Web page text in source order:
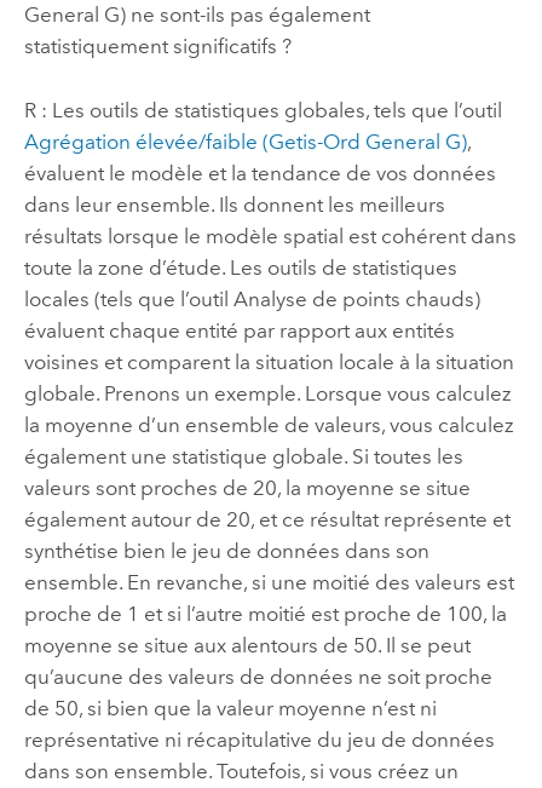
General G)ne sont-ils pas également
statistiquement significatifs ?
R : Les outils de statistiques globales, tels que l’outil
Agrégation élevée/faible (Getis-Ord General G),
évaluent le modèle et la tendance de vos données
dans leur ensemble. Ils donnent les meilleurs
résultats lorsque le modèle spatial est cohérent dans
toute la zone d’étude. Les outils de statistiques
locales (tels que l’outil Analyse de points chauds)
évaluent chaque entité par rapport aux entités
voisines et comparent la situation locale à la situation
globale. Prenons un exemple. Lorsque vous calculez
la moyenne d’un ensemble de valeurs, vous calculez
également une statistique globale. Si toutes les
valeurs sont proches de 20, la moyenne se situe
également autour de 20, et ce résultat représente et
synthétise bien le jeu de données dans son
ensemble. En revanche, si une moitié des valeurs est
proche de 1 et si l’autre moitié est proche de 100, la
moyenne se situe aux alentours de 50. Il se peut
qu’aucune des valeurs de données ne soit proche
de 50, si bien que la valeur moyenne n’est ni
représentative ni récapitulative du jeu de données
dans son ensemble. Toutefois, si vous créez un